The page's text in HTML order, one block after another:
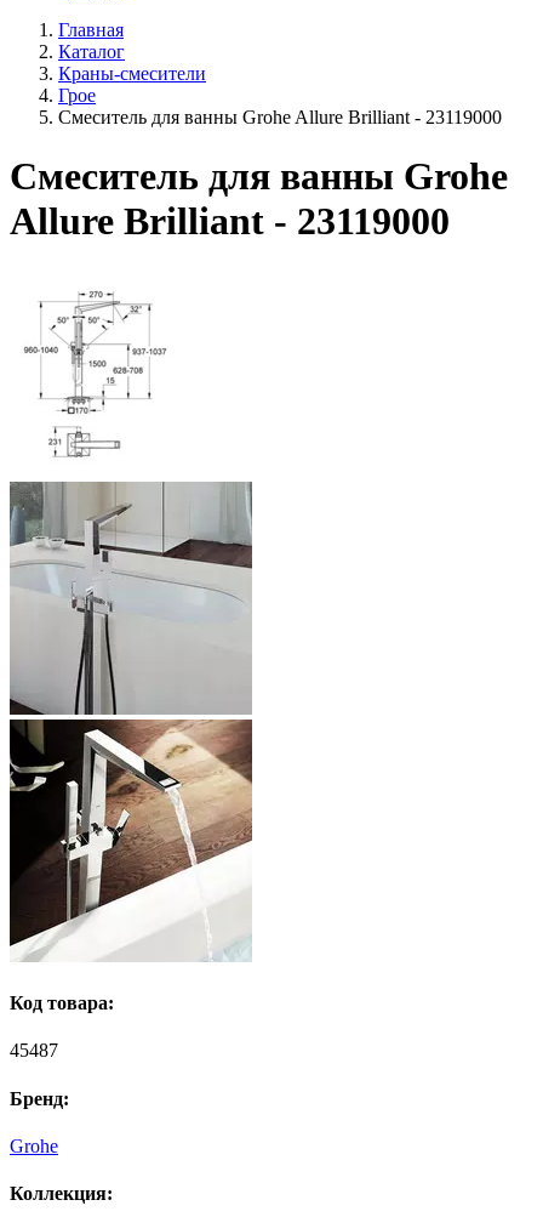
Главная
Каталог
Краны-смесители
Грое
Смеситель для ванны Grohe Allure Brilliant - 23119000
Смеситель для ванны Grohe
Allure Brilliant - 23119000
Код товара:
45487
Бренд:
Grohe
Коллекция: